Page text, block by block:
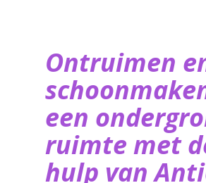
Ontruimen
een
ruimte met
hulp van